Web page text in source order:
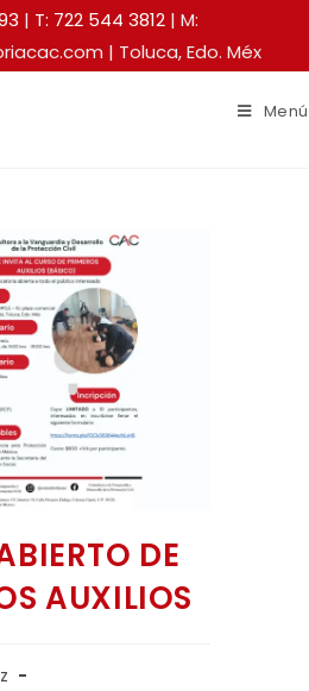
| T: 722 544 3812| M:
| Toluca, Edo. Méx
Menú
DE
AUXILIOS